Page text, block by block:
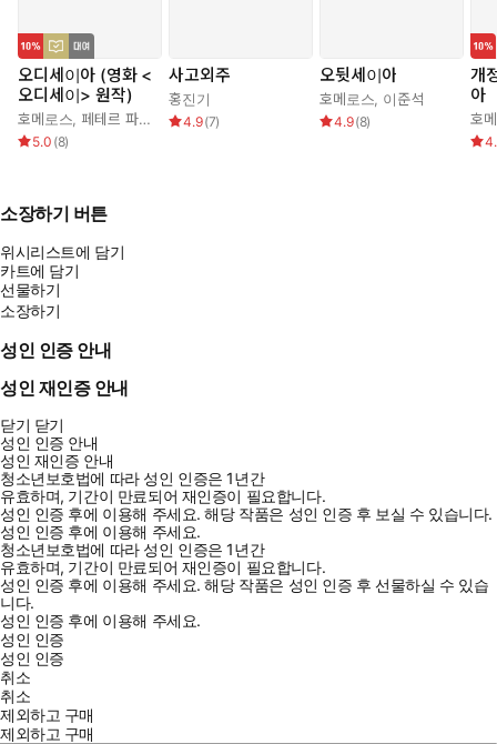
오디세이아 (영화 <
오디세이> 원작)
호메로스, 페테르 파울 루벤스 ,박문재
5.0 (8)
사고외주
홍진기
4.9(7)
오뒷세이아
호메로스, 이준석
4.9(8)
개
아
호
소장하기 버튼
위시리스트에 담기
카트에 담기
선물하기
소장하기
성인 인증 안내
성인 재인증 안내
닫기 닫기
성인 인증 안내
성인 재인증 안내
청소년보호법에 따라 성인 인증은 1년간
유효하며, 기간이 만료되어 재인증이 필요합니다.
성인 인증 후에 이용해 주세요.해당 작품은 성인 인증 후 보실 수 있습니다.
성인 인증 후에 이용해 주세요.
청소년보호법에 따라 성인 인증은 1년간
유효하며, 기간이 만료되어 재인증이 필요합니다.
성인 인증 후에 이용해 주세요.해당 작품은 성인 인증 후 선물하실 수 있습
니다.
성인 인증 후에 이용해 주세요.
성인 인증
성인 인증
취소
취소
제외하고 구매
제외하고 구매